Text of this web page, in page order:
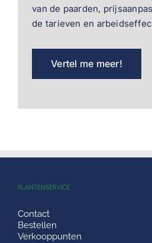
van de paarden,
de tarieven en
Vertel me meer!
KLANTENSERVICE
Contact
Bestellen
Verkooppunten